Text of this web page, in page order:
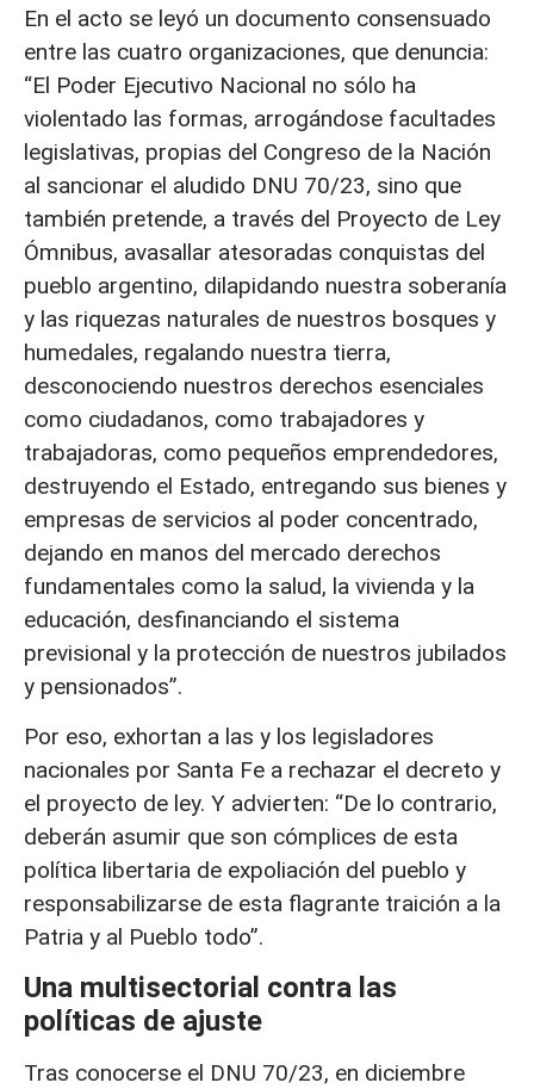
En el acto se leyó un documento consensuado
entre las cuatro organizaciones, que denuncia:
“El Poder Ejecutivo Nacional no sólo ha
violentado las formas, arrogándose facultades
legislativas, propias del Congreso de la Nación
al sancionar el aludido DNU 70/23, sino que
también pretende, a través del Proyecto de Ley
Ómnibus, avasallar atesoradas conquistas del
pueblo argentino, dilapidando nuestra soberanía
y las riquezas naturales de nuestros bosques y
humedales, regalando nuestra tierra,
desconociendo nuestros derechos esenciales
como ciudadanos, como trabajadores y
trabajadoras, como pequeños emprendedores,
destruyendo el Estado, entregando sus bienes y
empresas de servicios al poder concentrado,
dejando en manos del mercado derechos
fundamentales como la salud, la vivienda y la
educación, desfinanciando el sistema
previsional y la protección de nuestros jubilados
y pensionados”.
Por eso, exhortan a las y los legisladores
nacionales por Santa Fe a rechazar el decreto y
el proyecto de ley. Y advierten: “De lo contrario,
deberán asumir que son cómplices de esta
política libertaria de expoliación del pueblo y
responsabilizarse de esta flagrante traición a la
Patria y al Pueblo todo”.
Una multisectorial contra las
políticas de ajuste
Tras conocerse el DNU 70/23, en diciembre